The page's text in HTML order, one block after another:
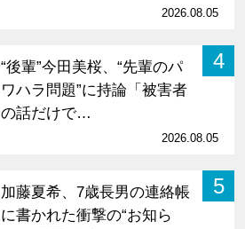
2026.08.05
4
“後輩”今田美桜、“先輩のパ
ワハラ問題”に持論「被害者
の話だけで…
2026.08.05
5
加藤夏希、7歳長男の連絡帳
に書かれた衝撃の“お知ら